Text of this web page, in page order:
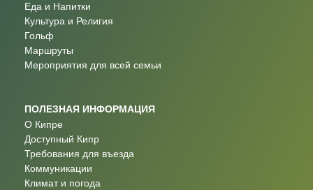
Еда и Напитки
Культура и Религия
Гольф
Маршруты
Мероприятия для всей семьи
ПОЛЕЗНАЯ ИНФОРМАЦИЯ
О Кипре
Доступный Кипр
Требования для въезда
Коммуникации
Климат и погода